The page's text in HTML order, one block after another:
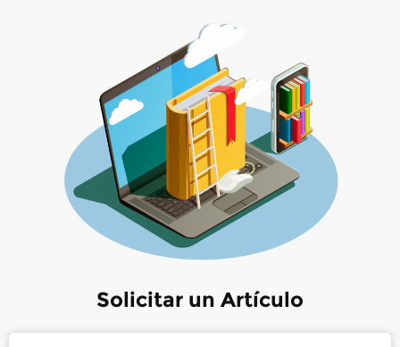
Solicitar un Artículo